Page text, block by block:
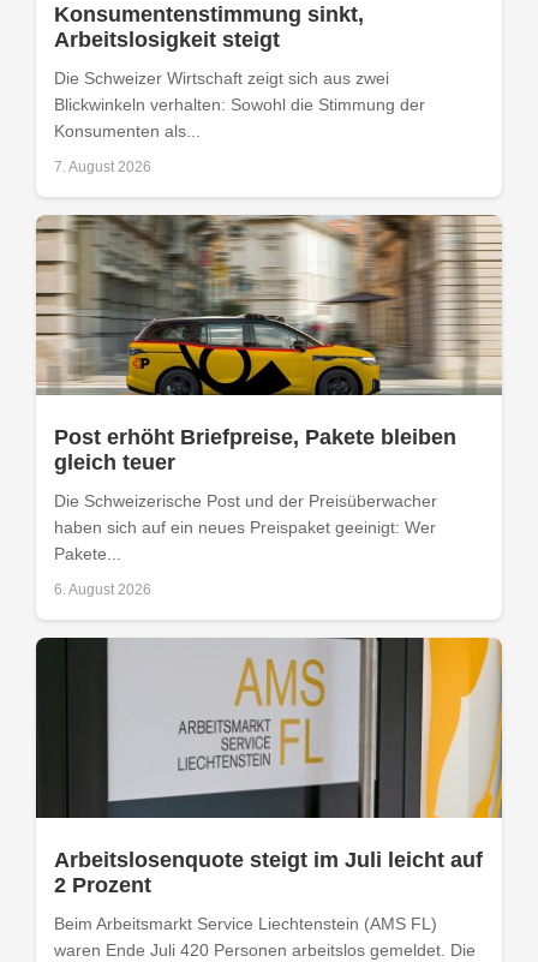
Konsumentenstimmung sinkt,
Arbeitslosigkeit steigt
Die Schweizer Wirtschaft zeigt sich aus zwei
Blickwinkeln verhalten: Sowohl die Stimmung der
Konsumenten als...
7. August 2026
Post erhöht Briefpreise, Pakete bleiben
gleich teuer
Die Schweizerische Post und der Preisüberwacher
haben sich auf ein neues Preispaket geeinigt: Wer
Pakete...
6. August 2026
Arbeitslosenquote steigt im Juli leicht auf
2 Prozent
Beim Arbeitsmarkt Service Liechtenstein (AMS FL)
waren Ende Juli 420 Personen arbeitslos gemeldet. Die